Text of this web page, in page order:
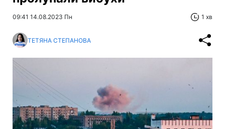
09:41 14.08.2023 Пн 1 хв
ТЕТЯНА СТЕПАНОВА